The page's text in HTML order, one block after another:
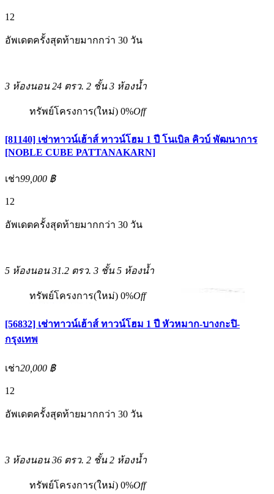
12
อัพเดตครั้งสุดท้ายมากกว่า 30 วัน
3 ห้องนอน 24 ตรว. 2 ชั้น 3 ห้องน้ำ
ทรัพย์โครงการ(ใหม่) 0%Off
[81140] เช่าทาวน์เฮ้าส์ ทาวน์โฮม 1 ปี โนเบิล คิวบ์ พัฒนาการ
[NOBLE CUBE PATTANAKARN]
เช่า99,000 ฿
12
อัพเดตครั้งสุดท้ายมากกว่า 30 วัน
5 ห้องนอน 31.2 ตรว. 3 ชั้น 5 ห้องน้ำ
ทรัพย์โครงการ(ใหม่) 0%Off
[56832] เช่าทาวน์เฮ้าส์ ทาวน์โฮม 1 ปี หัวหมาก-บางกะปิ-
กรุงเทพ
เช่า20,000 ฿
12
อัพเดตครั้งสุดท้ายมากกว่า 30 วัน
3 ห้องนอน 36 ตรว. 2 ชั้น 2 ห้องน้ำ
ทรัพย์โครงการ(ใหม่) 0%Off